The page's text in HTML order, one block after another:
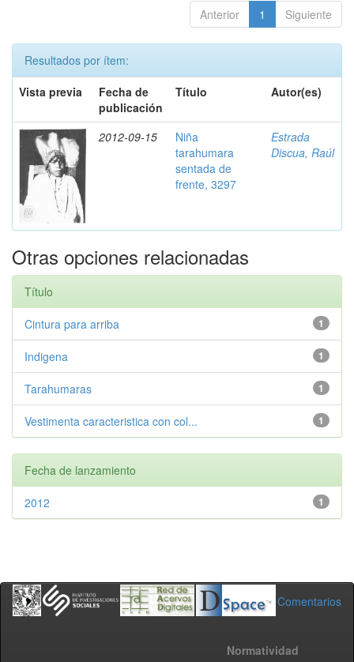
Anterior 1 Siguiente
Resultados por ítem:
Vista previa
Fecha de
publicación
Título Autor(es)
2012-09-15
Niña
tarahumara
sentada de
frente, 3297
Estrada
Discua, Raúl
Otras opciones relacionadas
Título
1
Cintura para arriba
1
Indigena
1
Tarahumaras
1
Vestimenta caracteristica con col...
Fecha de lanzamiento
1
2012
Comentarios
Normatividad